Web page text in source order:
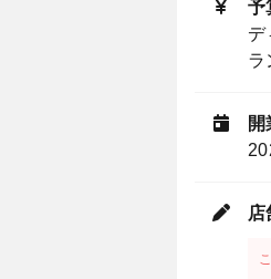
予
デ
ラ
開
店